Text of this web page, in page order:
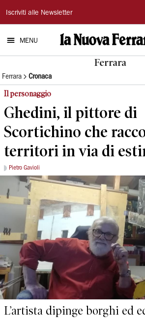
La
Nuova
Ferrara
Iscriviti alle Newsletter
MENU
Ferrara
Ferrara Cronaca
Il personaggio
Ghedini, il pittore di
Scortichino che
territori in via di
Pietro Gavioli
L’artista dipinge borghi ed